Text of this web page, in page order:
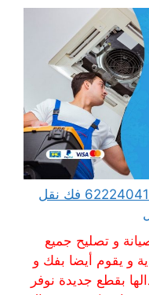
فني تكييف مركزي هندي الكويت 62224041 فك نقل
و تصليح جميع
و يقوم أيضا بفك و
بقطع جديدة نوفر